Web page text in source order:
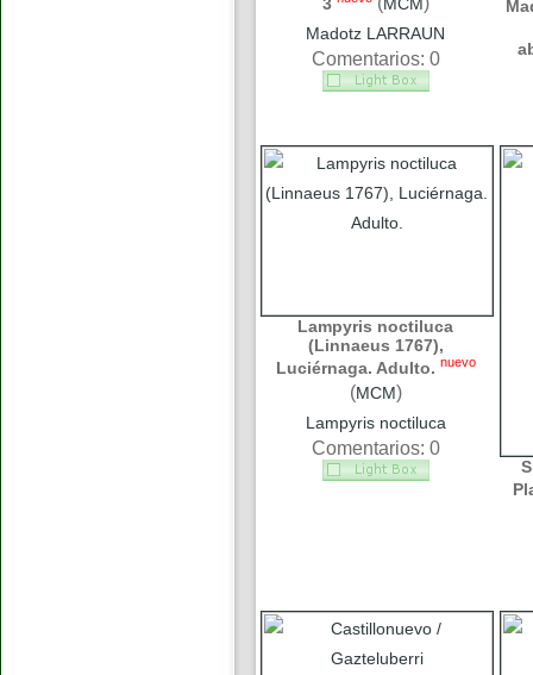
Madotz LARRAUN
Comentarios: 0
Lampyris noctiluca
(Linnaeus 1767),
Luciérnaga. Adulto. nuevo
(MCM)
Lampyris noctiluca
Comentarios: 0